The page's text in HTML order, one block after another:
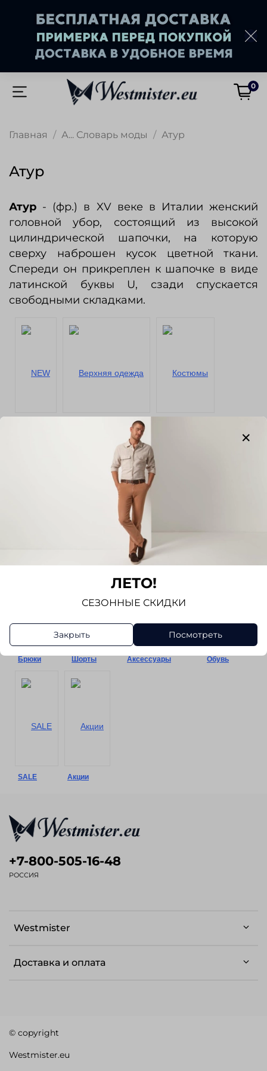
0
Главная А... Словарь моды Атур
Атур
Атур - (фр.) в XV веке в Италии женский
головной убор, состоящий из высокой
цилиндрической шапочки, на которую
сверху наброшен кусок цветной ткани.
Спереди он прикреплен к шапочке в виде
латинской буквы U, сзади спускается
свободными складками.
Трикотаж
Брюки Шорты Аксессуары Обувь
SALE Акции
Westmister
Доставка и оплата
+7-800-505-16-48
РОССИЯ
© copyright
Westmister.eu
ЛЕТО!
СЕЗОННЫЕ СКИДКИ
Закрыть Посмотреть